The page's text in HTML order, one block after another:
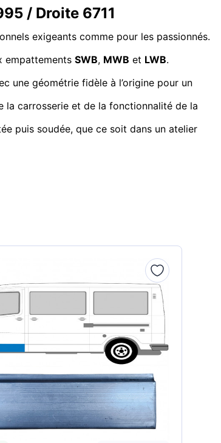
/ Droite 6711
exigeants comme pour les passionnés.
empattements SWB, MWB et LWB.
une géométrie fidèle à l’origine pour un
la carrosserie et de la fonctionnalité de la
puis soudée, que ce soit dans un atelier